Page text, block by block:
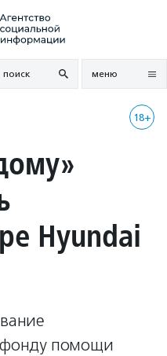
поиск меню
18+
Hyundai
фонду помощи